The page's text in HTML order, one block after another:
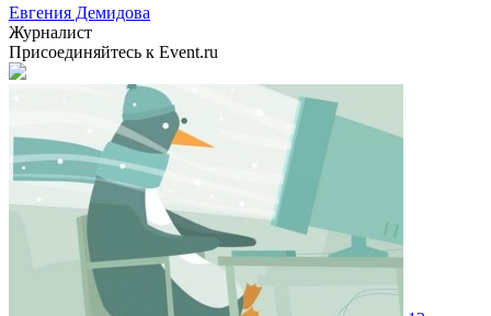
Евгения Демидова
Журналист
Присоединяйтесь к Event.ru